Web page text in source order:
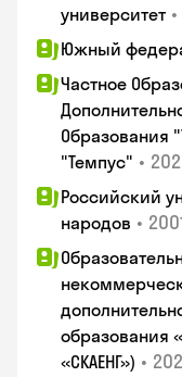
университет •
Южный
Частное
Образования
"Темпус" •
Российский
народов •
образования
«СКАЕНГ») •